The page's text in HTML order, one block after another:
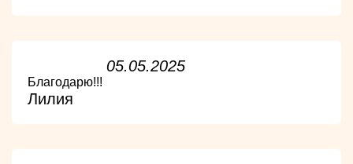
05.05.2025
Благодарю!!!
Лилия